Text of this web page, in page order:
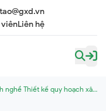
Liên hệ
nghề Thiết kế quy hoạch xây